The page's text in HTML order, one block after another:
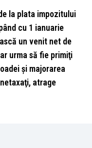
la plata impozitului
cu 1 ianuarie
un venit net de
urma să fie primiţi
şi majorarea
atrage